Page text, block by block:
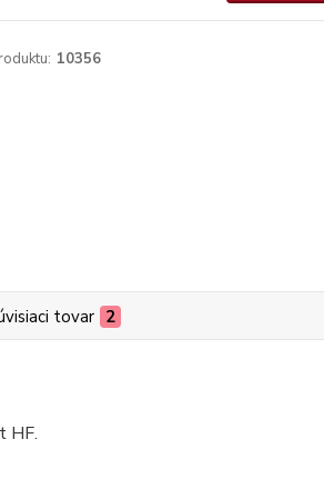
10356
tovar 2
HF.